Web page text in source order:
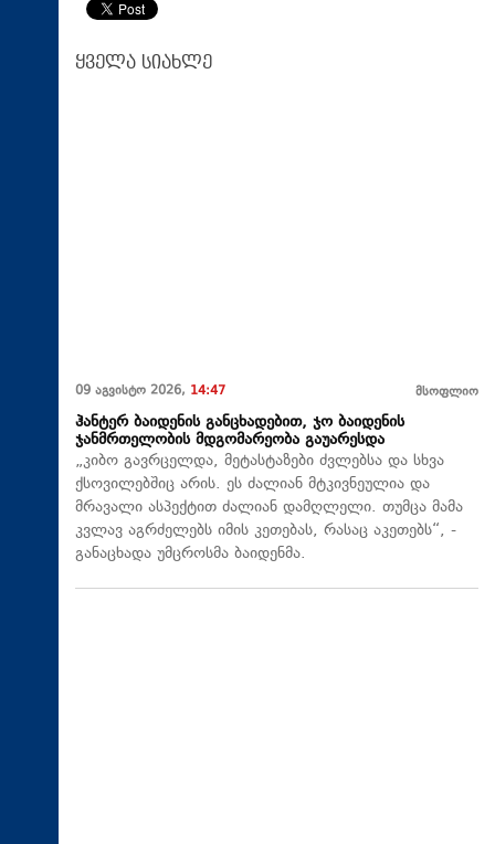
ყველა სიახლე
09 აგვისტო 2026, 14:47 მსოფლიო
ჰანტერ ბაიდენის განცხადებით, ჯო ბაიდენის
ჯანმრთელობის მდგომარეობა გაუარესდა
„კიბო გავრცელდა, მეტასტაზები ძვლებსა და სხვა
ქსოვილებშიც არის. ეს ძალიან მტკივნეულია და
მრავალი ასპექტით ძალიან დამღლელი. თუმცა მამა
კვლავ აგრძელებს იმის კეთებას, რასაც აკეთებს“, -
განაცხადა უმცროსმა ბაიდენმა.